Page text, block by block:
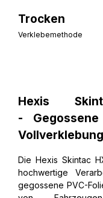
Hexis
-
Die Hexis Skintac
hochwertige
gegossene PVC-
Trocken
Verklebemethode